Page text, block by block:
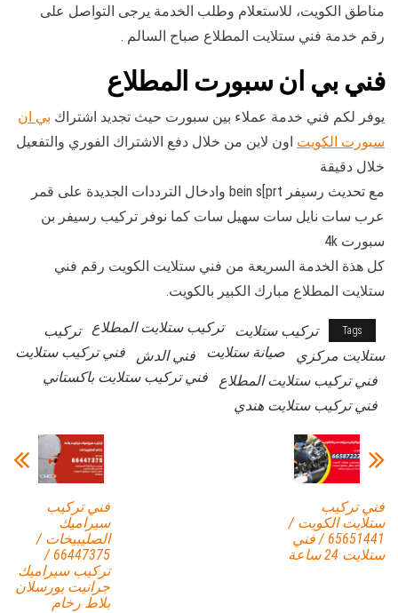
مناطق الكويت، للاستعلام وطلب الخدمة يرجى التواصل على
رقم خدمة فني ستلايت المطلاع صباح السالم .
فني بي ان سبورت المطلاع
يوفر لكم فني خدمة عملاء بين سبورت حيث تجديد اشتراك بي ان
سبورت الكويت اون لاين من خلال دفع الاشتراك الفوري والتفعيل
خلال دقيقة
مع تحديث رسيفر bein s[prt وادخال الترددات الجديدة على قمر
عرب سات نايل سات سهيل سات كما نوفر تركيب رسيفر بن
سبورت 4k
كل هذة الخدمة السريعة من فني ستلايت الكويت رقم فني
ستلايت المطلاع مبارك الكبير بالكويت.
Tags تركيب ستلايت تركيب ستلايت المطلاع
تركيب
ستلايت مركزي
صيانة ستلايت فني الدش
فني تركيب ستلايت
فني تركيب ستلايت المطلاع
فني تركيب ستلايت باكستاني
فني تركيب ستلايت هندي
فني تركيب
سيراميك
الصليبيخات /
66447375 /
تركيب سيراميك
جرانيت بورسلان
بلاط رخام
فني تركيب
ستلايت الكويت /
65651441 / فني
ستلايت 24 ساعة